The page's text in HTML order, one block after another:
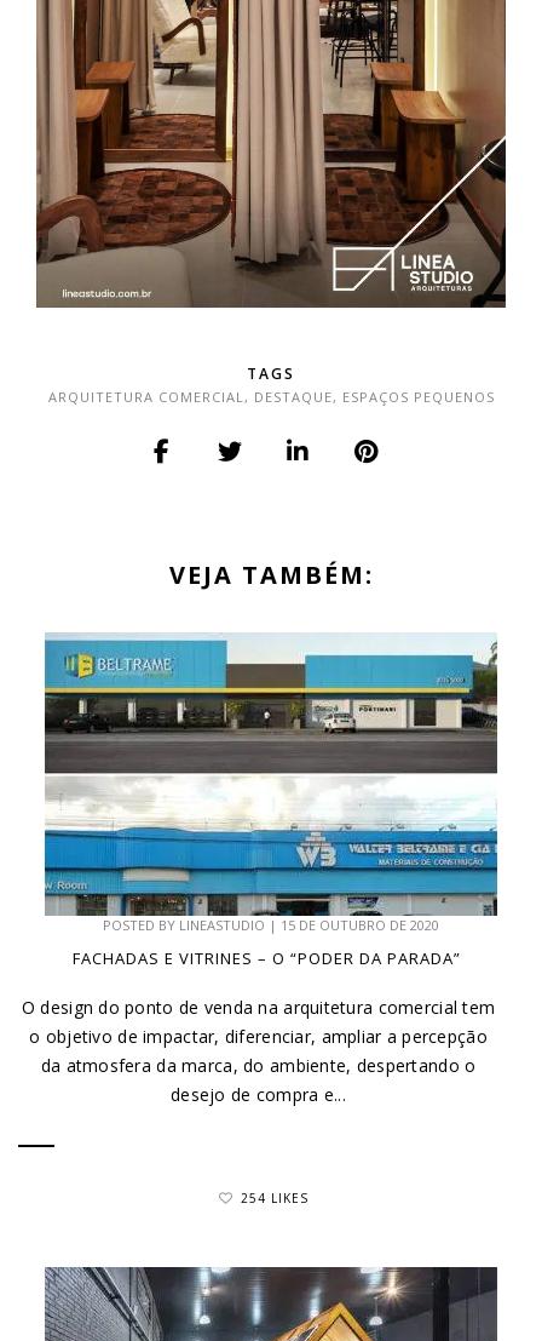
TAGS
ARQUITETURA COMERCIAL , DESTAQUE, ESPAÇOS PEQUENOS
VEJA TAMBÉM:
POSTED BY LINEASTUDIO | 15 DE OUTUBRO DE 2020
FACHADAS E VITRINES – O “PODER DA PARADA”
O design do ponto de venda na arquitetura comercial tem
o objetivo de impactar, diferenciar, ampliar a percepção
da atmosfera da marca, do ambiente, despertando o
desejo de compra e...
254 LIKES